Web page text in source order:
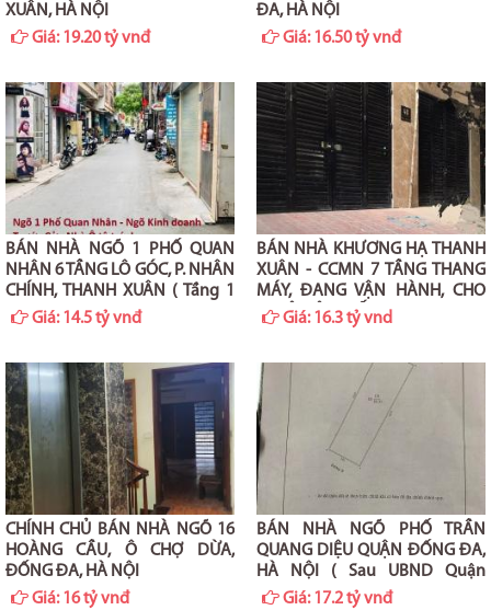
XUÂN, HÀ NỘI
Giá:19.20 tỷ vnđ
ĐA, HÀ NỘI
Giá:16.50 tỷ vnđ
BÁN NHÀ NGÕ 1 PHỐ QUAN
NHÂN 6 TẦNG LÔ GÓC, P. NHÂN
CHÍNH, THANH XUÂN ( Tầng 1
kinh doanh tốt)
Giá:14.5 tỷ vnđ
BÁN NHÀ KHƯƠNG HẠ THANH
XUÂN - CCMN 7 TẦNG THANG
MÁY, ĐANG VẬN HÀNH, CHO
THUÊ HIỆU SUẤT CAO
Giá:16.3 tỷ vnd
CHÍNH CHỦ BÁN NHÀ NGÕ 16
HOÀNG CẦU, Ô CHỢ DỪA,
ĐỐNG ĐA, HÀ NỘI
Giá:16 tỷ vnđ
BÁN NHÀ NGÕ PHỐ TRẦN
QUANG DIỆU QUẬN ĐỐNG ĐA,
HÀ NỘI ( Sau UBND Quận
Đống Đa)
Giá:17.2 tỷ vnđ